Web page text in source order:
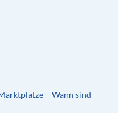
– Wann sind